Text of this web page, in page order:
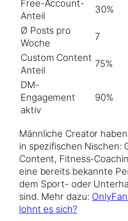
Free-Account-
Anteil
30%
Ø Posts pro
Woche
7
Custom Content
Anteil
75%
DM-
Engagement
aktiv
90%
Männliche Creator
in spezifischen Nischen:
Content, Fitness-
eine bereits bekannte
dem Sport- oder
sind. Mehr dazu:
lohnt es sich?